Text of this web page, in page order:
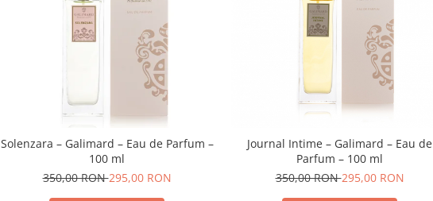
Solenzara – Galimard – Eau de Parfum –
100 ml
350,00 RON295,00 RON
Journal Intime – Galimard – Eau de
Parfum – 100 ml
350,00 RON295,00 RON